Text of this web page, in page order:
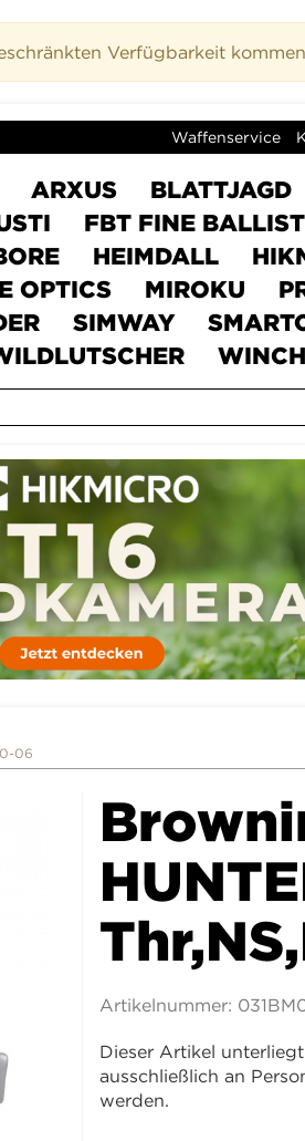
Verfügbarkeit
Waffenservice
ARXUS BLATTJAGD
FBT FINE
HEIMDALL
OPTICS MIROKU
SIMWAY
06
Artikelnummer:
Dieser Artikel
ausschließlich an
werden.